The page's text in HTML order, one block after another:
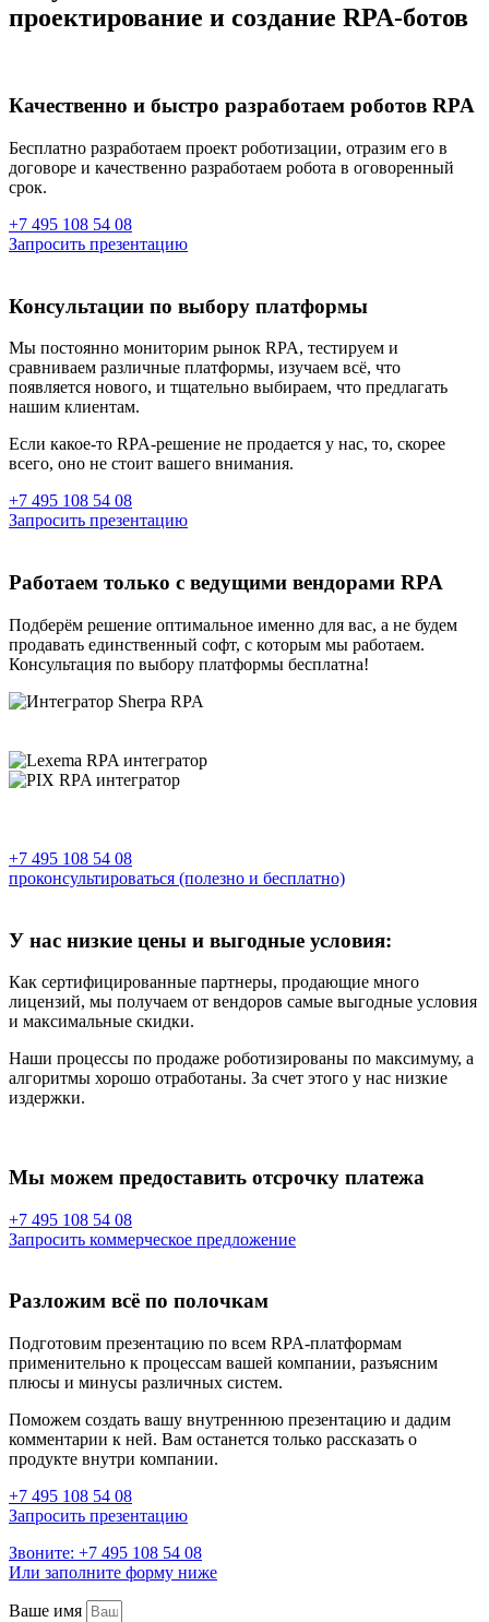
проектирование и создание RPA-ботов
Качественно и быстро разработаем роботов RPA
Бесплатно разработаем проект роботизации, отразим его в
договоре и качественно разработаем робота в оговоренный
срок.
+7 495 108 54 08
Запросить презентацию
Консультации по выбору платформы
Мы постоянно мониторим рынок RPA, тестируем и
сравниваем различные платформы, изучаем всё, что
появляется нового, и тщательно выбираем, что предлагать
нашим клиентам.
Если какое-то RPA-решение не продается у нас, то, скорее
всего, оно не стоит вашего внимания.
+7 495 108 54 08
Запросить презентацию
Работаем только с ведущими вендорами RPA
Подберём решение оптимальное именно для вас, а не будем
продавать единственный софт, с которым мы работаем.
Консультация по выбору платформы бесплатна!
+7 495 108 54 08
проконсультироваться (полезно и бесплатно)
У нас низкие цены и выгодные условия:
Как сертифицированные партнеры, продающие много
лицензий, мы получаем от вендоров самые выгодные условия
и максимальные скидки.
Наши процессы по продаже роботизированы по максимуму, а
алгоритмы хорошо отработаны. За счет этого у нас низкие
издержки.
Мы можем предоставить отсрочку платежа
+7 495 108 54 08
Запросить коммерческое предложение
Разложим всё по полочкам
Подготовим презентацию по всем RPA-платформам
применительно к процессам вашей компании, разъясним
плюсы и минусы различных систем.
Поможем создать вашу внутреннюю презентацию и дадим
комментарии к ней. Вам останется только рассказать о
продукте внутри компании.
+7 495 108 54 08
Запросить презентацию
Звоните: +7 495 108 54 08
Или заполните форму ниже
Ваше имя